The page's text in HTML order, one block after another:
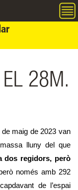
EL 28M.
maig de 2023 van
lluny del que
dos regidors, però
només amb 292
de l’espai